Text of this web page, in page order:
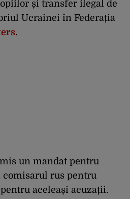
și transfer ilegal de
Ucrainei în Federația
.
un mandat pentru
comisarul rus pentru
aceleași acuzații.